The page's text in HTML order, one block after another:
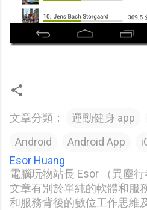
文章分類： 運動健身 app
Android
Android App
Esor Huang
電腦玩物站長 Esor （異塵
文章有別於單純的軟體和服
和服務背後的數位工作思維